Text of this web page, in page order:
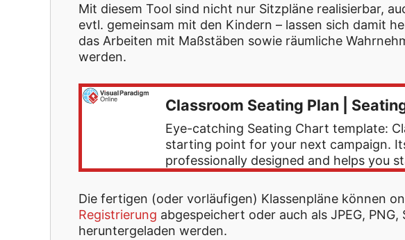
Mit diesem Tool sind nicht nur Sitzpläne realisierbar,
evtl. gemeinsam mit den Kindern – lassen sich damit
das Arbeiten mit Maßstäben sowie räumliche
werden.
Classroom Seating Plan |
Eye-catching Seating Chart template:
starting point for your next campaign.
professionally designed and helps you
Die fertigen (oder vorläufigen) Klassenpläne können
Registrierung abgespeichert oder auch als JPEG, PNG,
heruntergeladen werden.